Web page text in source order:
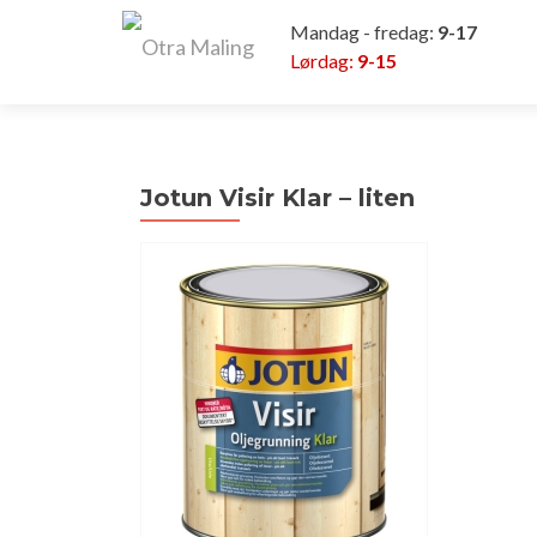
Mandag - fredag: 9-17
Lørdag: 9-15
Jotun Visir Klar – liten